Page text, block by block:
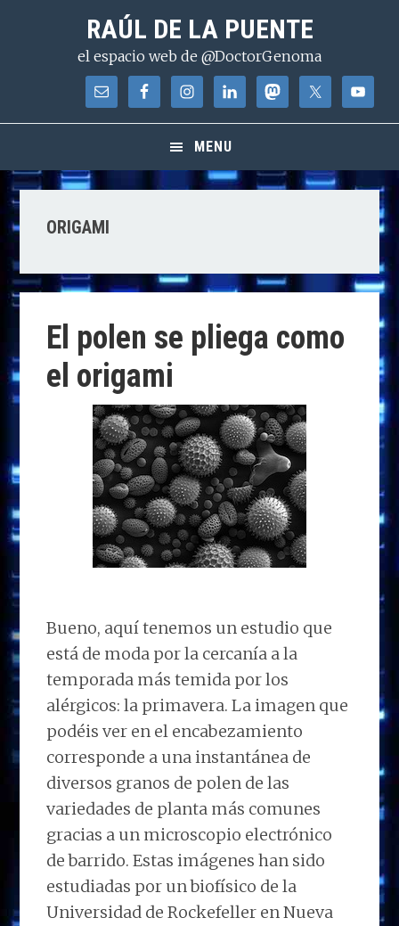
contenido
RAÚL DE LA PUENTE
el espacio web de @DoctorGenoma
MENU
ORIGAMI
El polen se pliega como
el origami
Bueno, aquí tenemos un estudio que
está de moda por la cercanía a la
temporada más temida por los
alérgicos: la primavera. La imagen que
podéis ver en el encabezamiento
corresponde a una instantánea de
diversos granos de polen de las
variedades de planta más comunes
gracias a un microscopio electrónico
de barrido. Estas imágenes han sido
estudiadas por un biofísico de la
Universidad de Rockefeller en Nueva